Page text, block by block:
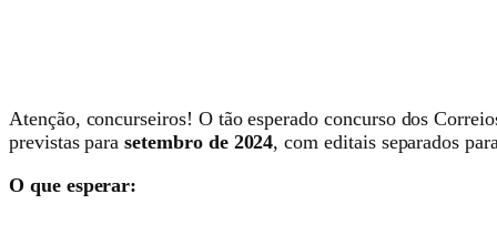
Atenção, concurseiros! O tão esperado concurso dos
previstas parasetembro de 2024, com editais separados
O que esperar: